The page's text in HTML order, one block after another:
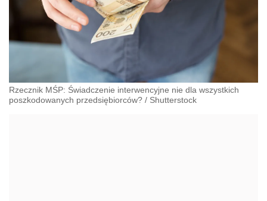
Rzecznik MŚP: Świadczenie interwencyjne nie dla wszystkich
poszkodowanych przedsiębiorców? / Shutterstock